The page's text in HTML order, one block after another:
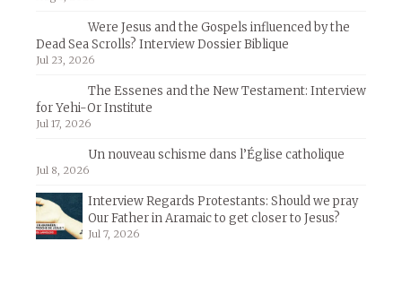
Were Jesus and the Gospels influenced by the
Dead Sea Scrolls? Interview Dossier Biblique
Jul 23, 2026
The Essenes and the New Testament: Interview
for Yehi-Or Institute
Jul 17, 2026
Un nouveau schisme dans l’Église catholique
Jul 8, 2026
Interview Regards Protestants: Should we pray
Our Father in Aramaic to get closer to Jesus?
Jul 7, 2026